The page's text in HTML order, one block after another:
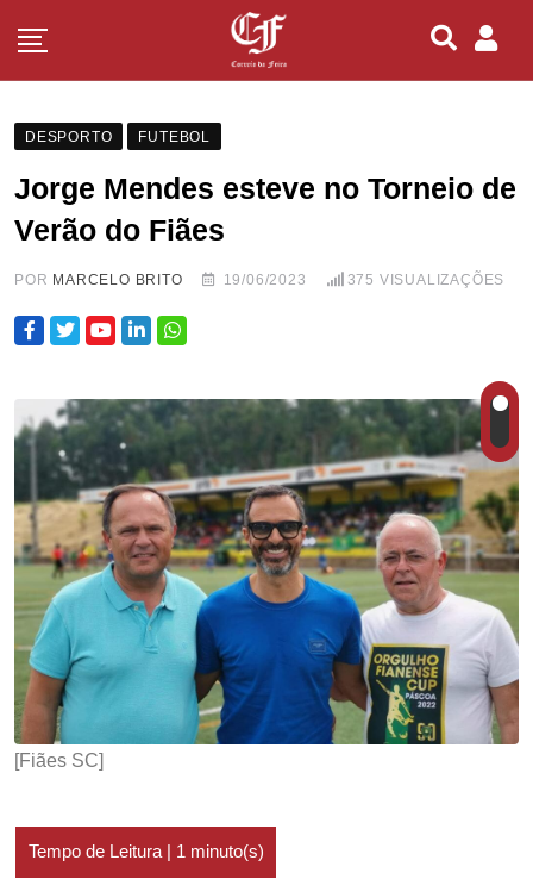
DESPORTO FUTEBOL
Jorge Mendes esteve no Torneio de
Verão do Fiães
POR MARCELO BRITO 19/06/2023 375 VISUALIZAÇÕES
[Fiães SC]